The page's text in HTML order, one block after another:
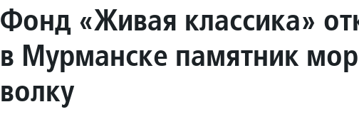
Фонд «Живая классика»
в Мурманске памятник
волку